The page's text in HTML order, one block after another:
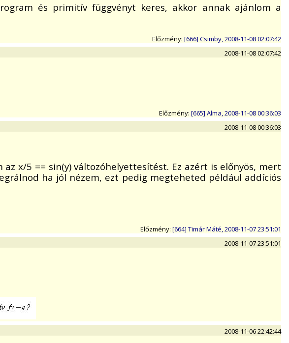
és primitív függvényt keres, akkor annak ajánlom a
Előzmény: [666] Csimby, 2008-11-08 02:07:42
2008-11-08 02:07:42
Előzmény: [665] Alma, 2008-11-08 00:36:03
2008-11-08 00:36:03
x/5 == sin(y) változóhelyettesítést. Ez azért is előnyös, mert
ha jól nézem, ezt pedig megteheted például addíciós
Előzmény: [664] Timár Máté, 2008-11-07 23:51:01
2008-11-07 23:51:01
2008-11-06 22:42:44